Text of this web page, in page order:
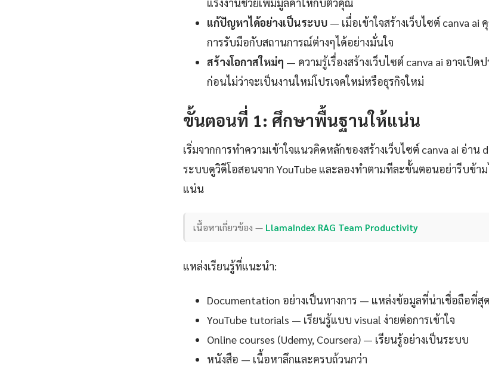
แรงงานช่วยเพิ่มมูลค่าให้กับตัวคุณ
แก้ปัญหาได้อย่างเป็นระบบ — เมื่อเข้าใจสร้างเว็บไซต์ canva
การรับมือกับสถานการณ์ต่างๆได้อย่างมั่นใจ
สร้างโอกาสใหม่ๆ — ความรู้เรื่องสร้างเว็บไซต์ canva ai อาจเปิ
ก่อนไม่ว่าจะเป็นงานใหม่โปรเจคใหม่หรือธุรกิจใหม่
ขั้นตอนที่ 1: ศึกษาพื้นฐานให้แน่น
เริ่มจากการทำความเข้าใจแนวคิดหลักของสร้างเว็บไซต์ canva ai อ่าน
ระบบดูวิดีโอสอนจาก YouTube และลองทำตามทีละขั้นตอนอย่ารีบข้า
แน่น
เนื้อหาเกี่ยวข้อง — LlamaIndex RAG Team Productivity
แหล่งเรียนรู้ที่แนะนำ:
Documentation อย่างเป็นทางการ — แหล่งข้อมูลที่น่าเชื่อถือที่สุด
YouTube tutorials — เรียนรู้แบบ visual ง่ายต่อการเข้าใจ
Online courses (Udemy, Coursera) — เรียนรู้อย่างเป็นระบบ
หนังสือ — เนื้อหาลึกและครบถ้วนกว่า